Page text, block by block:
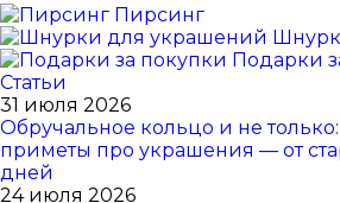
Пирсинг
Подарки
Статьи
31 июля 2026
Обручальное кольцо и не
приметы про украшения — от
дней
24 июля 2026